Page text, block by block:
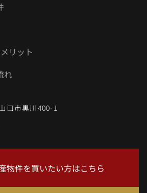
リット
れ
口市黒川400-1
物件を買いたい方はこちら